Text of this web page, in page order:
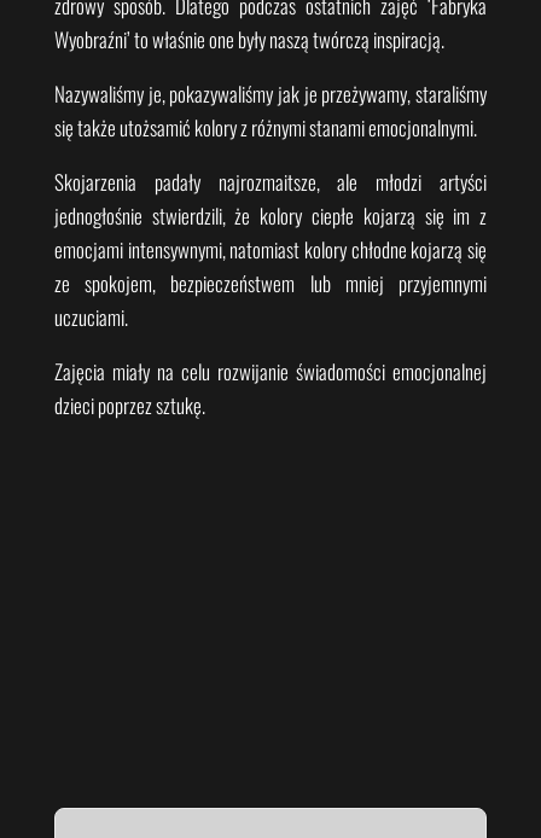
Wyobraźni’ to właśnie one były naszą twórczą inspiracją.
Nazywaliśmy je, pokazywaliśmy jak je przeżywamy, staraliśmy
się także utożsamić kolory z różnymi stanami emocjonalnymi.
Skojarzenia padały najrozmaitsze, ale młodzi artyści
jednogłośnie stwierdzili, że kolory ciepłe kojarzą się im z
emocjami intensywnymi, natomiast kolory chłodne kojarzą się
ze spokojem, bezpieczeństwem lub mniej przyjemnymi
uczuciami.
Zajęcia miały na celu rozwijanie świadomości emocjonalnej
dzieci poprzez sztukę.